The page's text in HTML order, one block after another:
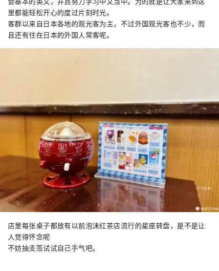
里都能轻松开心的度过片刻时光。
客群以来自日本各地的观光客为主，不过外国观光客也不少，而
且还有住在日本的外国人常客呢。
店里每张桌子都放有以前泡沫红茶店流行的星座转盘，是不是让
人觉得怀念呢
不妨抽支签试试自己手气吧。